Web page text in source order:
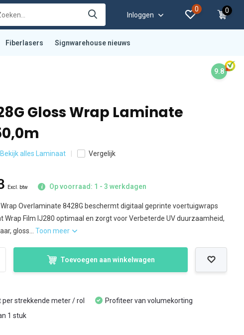
Inloggen
0 0
Fiberlasers Signwarehouse nieuws
9.8
Gloss Wrap Laminate
Bekijk alles Laminaat Vergelijk
Excl. btw Op voorraad: 1 - 3 werkdagen
Wrap Overlaminate 8428G beschermt digitaal geprinte voertuigwraps
Wrap Film IJ280 optimaal en zorgt voor Verbeterde UV duurzaamheid,
gloss...Toon meer
Toevoegen aan winkelwagen
per strekkende meter / rol
1 stuk
Profiteer van volumekorting